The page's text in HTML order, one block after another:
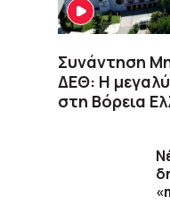
Συνάντηση
ΔΕΘ: Η
στη Βόρεια